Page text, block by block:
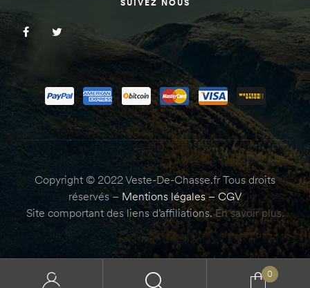
SUIVEZ NOUS
Copyright © 2022 Veste-De-Chasse.fr Tous droits
réservés – Mentions légales– CGV
Site comportant des liens d’affiliations.En savoir plus.
0